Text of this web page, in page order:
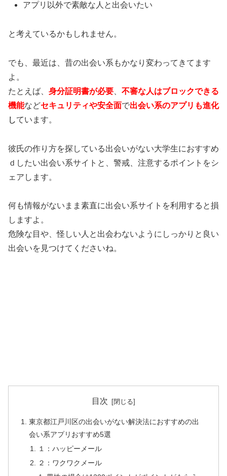
アプリ以外で素敵な人と出会いたい
と考えているかもしれません。
でも、最近は、昔の出会い系もかなり変わってきてます
よ。
たとえば、 身分証明書が必要
不審な人はブロックできる
機能などセキュリティや安全面で出会い系のアプリも進化
しています。
彼氏の作り方を探している出会いがない大学生におすすめ
ｄしたい出会い系サイトと、警戒、注意するポイントをシ
ェアします。
何も情報がないまま素直に出会い系サイトを利用すると損
しますよ。
危険な目や、怪しい人と出会わないようにしっかりと良い
出会いを見つけてくださいね。
目次
東京都江戸川区の出会いがない解決法におすすめの出
会い系アプリおすすめ5選
１：ハッピーメール
２：ワクワクメール